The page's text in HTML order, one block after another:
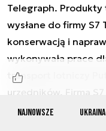
Najnowsze Ukraina
Telegraph. Produkty
wysłane do firmy S7
konserwacją i
wykonywała prace
transport lotniczy
urzędników. Firma
odpowiedzialna za
samolotów, aby